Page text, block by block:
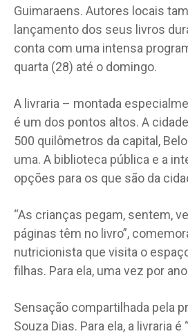
Guimaraens. Autores locais
lançamento dos seus livros
conta com uma intensa
quarta (28) até o domingo.
A livraria – montada
é um dos pontos altos. A
500 quilômetros da capital,
uma. A biblioteca pública e a
opções para os que são da
“As crianças pegam, sentem,
páginas têm no livro”,
nutricionista que visita o
filhas. Para ela, uma vez por
Sensação compartilhada pela
Souza Dias. Para ela, a livraria é